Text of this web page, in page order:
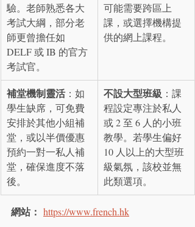
驗。老師熟悉各大
考試大綱，部分老
師更曾擔任如
DELF 或 IB 的官方
考試官。
可能需要跨區上
課，或選擇機構提
供的網上課程。
補堂機制靈活 ：如
學生缺席，可免費
安排於其他小組補
堂，或以半價優惠
預約一對一私人補
堂，確保進度不落
後。
不設大型班級 ：課
程設定專注於私人
或 2 至 6 人的小班
教學。若學生偏好
10 人以上的大型班
級氣氛，該校並無
此類選項。
網站： https://www.french.hk